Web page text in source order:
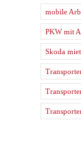
mobile
PKW mit
Skoda